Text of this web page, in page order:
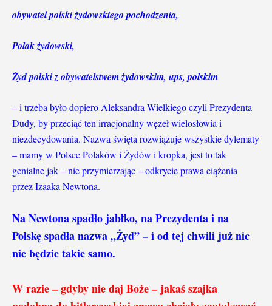
obywatel polski żydowskiego pochodzenia,
Polak żydowski,
Żyd polski z obywatelstwem żydowskim, ups, polskim
– i trzeba było dopiero Aleksandra Wielkiego czyli Prezydenta
Dudy, by przeciąć ten irracjonalny węzeł wielosłowia i
niezdecydowania. Nazwa święta rozwiązuje wszystkie dylematy
– mamy w Polsce Polaków i Żydów i kropka, jest to tak
genialne jak – nie przymierzając – odkrycie prawa ciążenia
przez Izaaka Newtona.
Na Newtona spadło jabłko, na Prezydenta i na
Polskę spadła nazwa „Żyd” – i od tej chwili już nic
nie będzie takie samo.
W razie – gdyby nie daj Boże – jakaś szajka